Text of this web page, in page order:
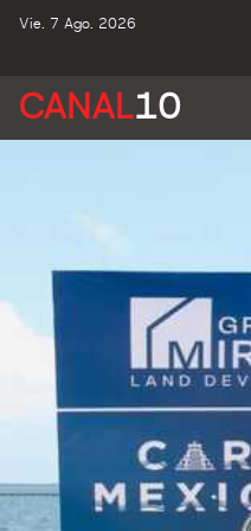
Vie. 7 Ago. 2026
CANAL10